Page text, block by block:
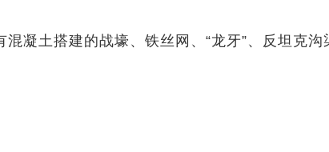
凝土搭建的战壕、铁丝网、“龙牙”、反坦克